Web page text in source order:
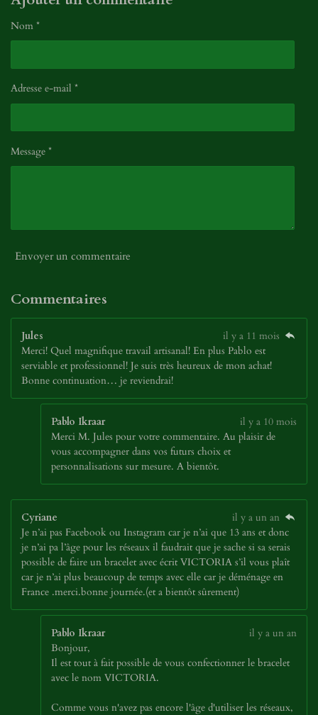
Nom *
Adresse e-mail *
Message *
Envoyer un commentaire
Commentaires
Jules
il y a 11 mois
Merci! Quel magnifique travail artisanal! En plus Pablo est
serviable et professionnel! Je suis très heureux de mon achat!
Bonne continuation… je reviendrai!
Pablo Ikraar
il y a 10 mois
Merci M. Jules pour votre commentaire. Au plaisir de
vous accompagner dans vos futurs choix et
personnalisations sur mesure. A bientôt.
Cyriane
il y a un an
Je n’ai pas Facebook ou Instagram car je n’ai que 13 ans et donc
je n’ai pa l’âge pour les réseaux il faudrait que je sache si sa serais
possible de faire un bracelet avec écrit VICTORIA s’il vous plaît
car je n’ai plus beaucoup de temps avec elle car je déménage en
France .merci.bonne journée.(et a bientôt sûrement)
Pablo Ikraar
il y a un an
Bonjour,
Il est tout à fait possible de vous confectionner le bracelet
avec le nom VICTORIA.
Comme vous n'avez pas encore l'âge d'utiliser les réseaux,